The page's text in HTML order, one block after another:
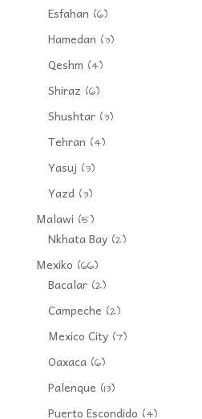
Esfahan (6)
Hamedan (3)
Qeshm (4)
Shiraz (6)
Shushtar(3)
Tehran (4)
Yasuj (3)
Yazd(3)
Malawi (5)
Nkhata Bay(2)
Mexiko (66)
Bacalar(2)
Campeche (2)
Mexico City(7)
Oaxaca(6)
Palenque (13)
Puerto Escondido (4)